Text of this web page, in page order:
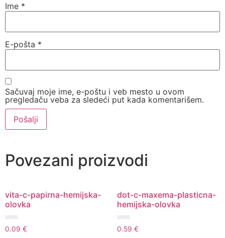
Ime *
E-pošta *
Sačuvaj moje ime, e-poštu i veb mesto u ovom
pregledaču veba za sledeći put kada komentarišem.
Povezani proizvodi
vita-c-papirna-hemijska-
olovka
Ocenjeno
sa
0.09 €
dot-c-maxema-plasticna-
hemijska-olovka
Ocenjeno
sa
0.59 €